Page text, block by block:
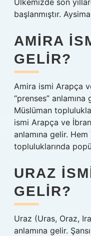
Ülkemizde son
başlanmıştır.
AMIRA
GELIR?
Amira ismi Arapça
“prenses”
Müslüman
ismi Arapça ve
anlamına gelir.
topluluklarında
URAZ
GELIR?
Uraz (Uras, Oraz,
anlamına gelir.